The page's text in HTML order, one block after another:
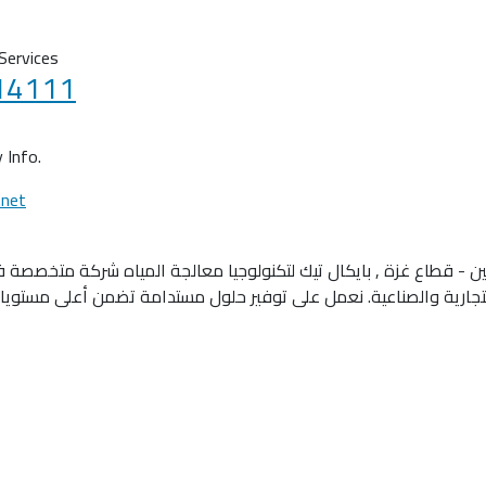
Info.
هي شركة فلسطينية , تأسست عام 2020 في فلسطين - قطاع غزة , بايكال تيك لتكنولوجيا